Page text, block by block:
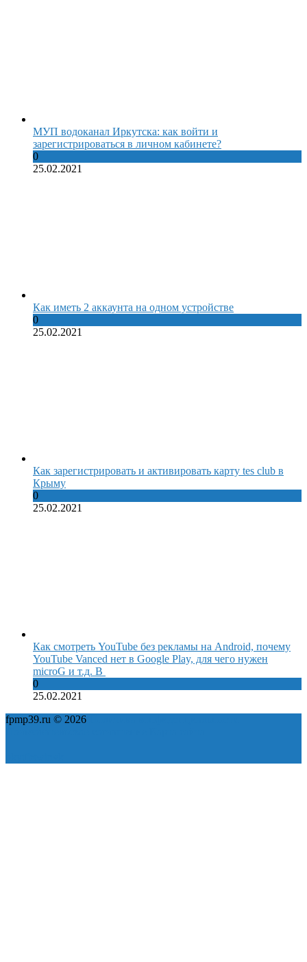
МУП водоканал Иркутска: как войти и
зарегистрироваться в личном кабинете?
0
25.02.2021
Как иметь 2 аккаунта на одном устройстве
0
25.02.2021
Как зарегистрировать и активировать карту tes club в
Крыму
0
25.02.2021
Как смотреть YouTube без рекламы на Android, почему
YouTube Vanced нет в Google Play, для чего нужен
microG и т.д. В
0
25.02.2021
fpmp39.ru © 2026